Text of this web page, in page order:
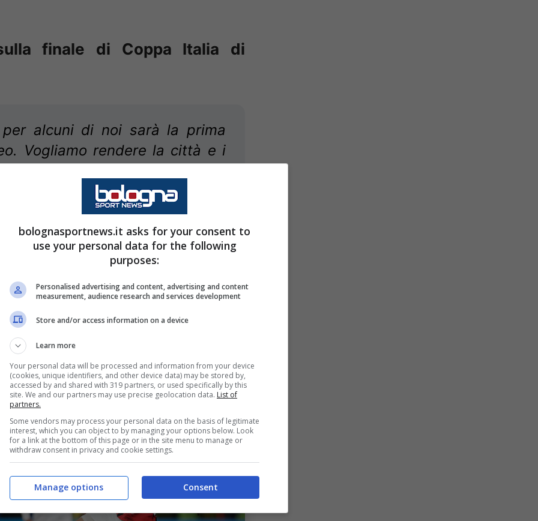
finale di Coppa Italia di
per alcuni di noi sarà la prima
Vogliamo rendere la città e i
di farlo portando a casa
50 anni. Sfortunatamente,
prendere punti nonostante una
che possiamo vincere
già fatto all’andata in
aspettarci e, oltre al desiderio
anche un sentimento di
affrontarli di nuovo
bolognasportnews.it asks for your consent to
use your personal data for the following
purposes:
Personalised advertising and content, advertising and content
measurement, audience research and services development
Store and/or access information on a device
Learn more
Your personal data will be processed and information from your device
(cookies, unique identifiers, and other device data) may be stored by,
accessed by and shared with 319 partners, or used specifically by this
site. We and our partners may use precise geolocation data. List of
partners.
Some vendors may process your personal data on the basis of legitimate
interest, which you can object to by managing your options below. Look
for a link at the bottom of this page or in the site menu to manage or
withdraw consent in privacy and cookie settings.
Consent
Manage options